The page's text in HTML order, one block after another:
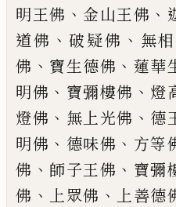
明王佛 、 金山王佛 、
道佛 、破疑佛 、 無
佛 、 寶生德佛 、 蓮華
明佛 、 寶彌樓佛 、 燈
燈佛 、 無上光佛 、 德
明佛 、 德味佛 、 方等
佛 、 師子王佛 、 寶彌
佛 、 上眾佛 、 上善德